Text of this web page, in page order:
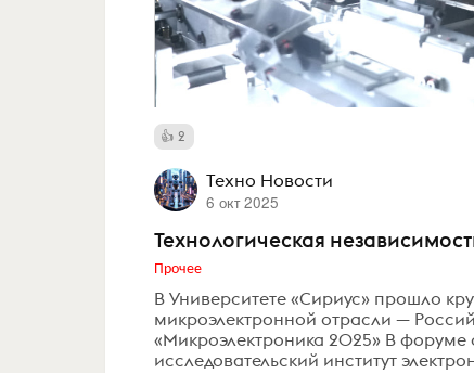
2
Техно Новости
6 окт 2025
Технологическая
Прочее
В Университете «Сириус» прошло
микроэлектронной отрасли —
«Микроэлектроника 2025» В
исследовательский институт